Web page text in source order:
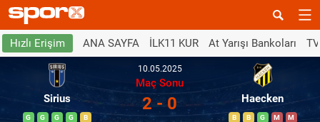
Hızlı Erişim ANA SAYFA İLK11 KUR At Yarışı Bankoları
Sirius
G G G G B
10.05.2025
Maç Sonu
2 - 0 Haecken
B B G M M